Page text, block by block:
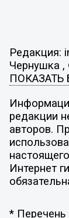
Редакция:
Чернушка ,
редакции
авторов.
Интернет
*